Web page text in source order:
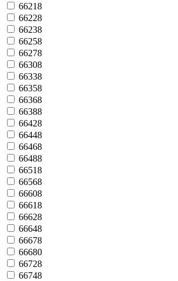
66218
66228
66238
66258
66278
66308
66338
66358
66368
66388
66428
66448
66468
66488
66518
66568
66608
66618
66628
66648
66678
66680
66728
66748